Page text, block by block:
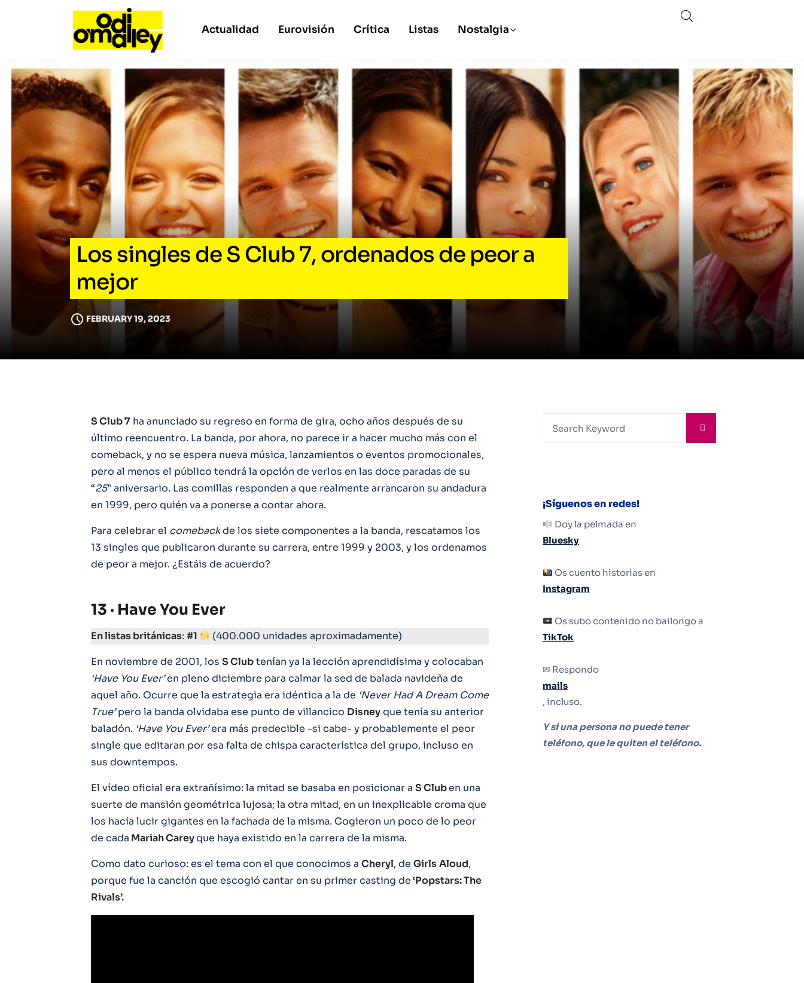
Actualidad Eurovisión Crítica Listas Nostalgia
Los singles de S Club 7, ordenados de peor a
mejor
FEBRUARY 19, 2023
S Club 7 ha anunciado su regreso en forma de gira, ocho años después de su
último reencuentro. La banda, por ahora, no parece ir a hacer mucho más con el
comeback, y no se espera nueva música, lanzamientos o eventos promocionales,
pero al menos el público tendrá la opción de verlos en las doce paradas de su
“25” aniversario. Las comillas responden a que realmente arrancaron su andadura
en 1999, pero quién va a ponerse a contar ahora.
Para celebrar el comebackde los siete componentes a la banda, rescatamos los
13 singles que publicaron durante su carrera, entre 1999 y 2003, y los ordenamos
de peor a mejor. ¿Estáis de acuerdo?
13 · Have You Ever
En listas británicas: #1 (400.000 unidades aproximadamente)
En noviembre de 2001, los S Clubtenían ya la lección aprendidísima y colocaban
‘Have You Ever’en pleno diciembre para calmar la sed de balada navideña de
aquel año. Ocurre que la estrategia era idéntica a la de ‘Never Had A Dream Come
True’pero la banda olvidaba ese punto de villancico Disneyque tenía su anterior
baladón. ‘Have You Ever’era más predecible -si cabe- y probablemente el peor
single que editaran por esa falta de chispa característica del grupo, incluso en
sus downtempos.
El vídeo oficial era extrañísimo: la mitad se basaba en posicionar a S Cluben una
suerte de mansión geométrica lujosa; la otra mitad, en un inexplicable croma que
los hacía lucir gigantes en la fachada de la misma. Cogieron un poco de lo peor
de cada Mariah Careyque haya existido en la carrera de la misma.
Como dato curioso: es el tema con el que conocimos a Cheryl, de GirlsAloud,
porque fue la canción que escogió cantar en su primer casting de‘Popstars: The
Rivals’.
¡Síguenos en redes!
Doy la pelmada en
Bluesky
Os cuento historias en
Instagram
Os subo contenido no bailongo a
TikTok
✉ Respondo
mails
, incluso.
Y si una persona no puede tener
teléfono, que le quiten el teléfono.